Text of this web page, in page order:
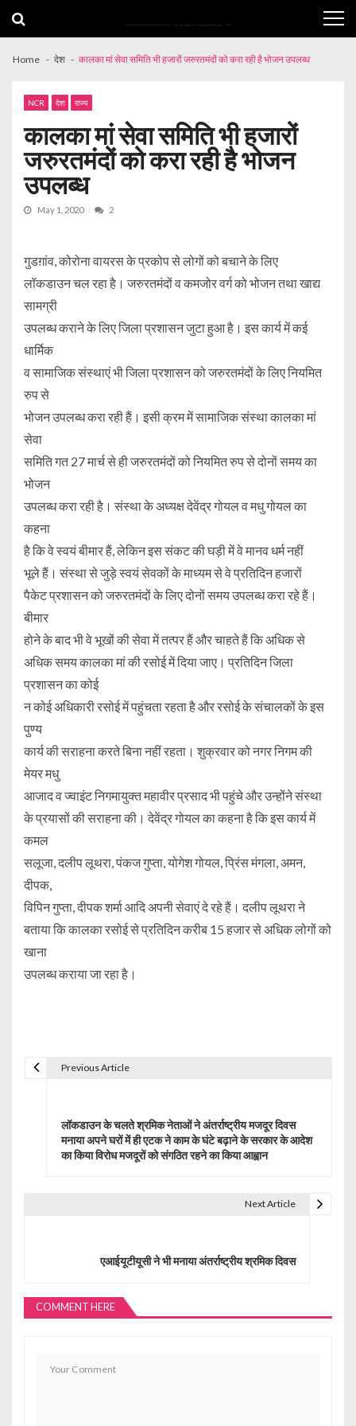
Home देश कालका मां सेवा समिति भी हजारों जरुरतमंदों को करा रही है भोजन उपलब्ध
NCR देश राज्य
कालका मां सेवा समिति भी हजारों
जरुरतमंदों को करा रही है भोजन
उपलब्ध
May 1, 2020 2
गुडग़ांव, कोरोना वायरस के प्रकोप से लोगों को बचाने के लिए
लॉकडाउन चल रहा है। जरुरतमंदों व कमजोर वर्ग को भोजन तथा खाद्य
सामग्री
उपलब्ध कराने के लिए जिला प्रशासन जुटा हुआ है। इस कार्य में कई
धार्मिक
व सामाजिक संस्थाएं भी जिला प्रशासन को जरुरतमंदों के लिए नियमित
रुप से
भोजन उपलब्ध करा रही हैं। इसी क्रम में सामाजिक संस्था कालका मां
सेवा
समिति गत 27 मार्च से ही जरुरतमंदों को नियमित रुप से दोनों समय का
भोजन
उपलब्ध करा रही है। संस्था के अध्यक्ष देवेंद्र गोयल व मधु गोयल का
कहना
है कि वे स्वयं बीमार हैं, लेकिन इस संकट की घड़ी में वे मानव धर्म नहीं
भूले हैं। संस्था से जुड़े स्वयं सेवकों के माध्यम से वे प्रतिदिन हजारों
पैकेट प्रशासन को जरुरतमंदों के लिए दोनों समय उपलब्ध करा रहे हैं।
बीमार
होने के बाद भी वे भूखों की सेवा में तत्पर हैं और चाहते हैं कि अधिक से
अधिक समय कालका मां की रसोई में दिया जाए। प्रतिदिन जिला
प्रशासन का कोई
न कोई अधिकारी रसोई में पहुंचता रहता है और रसोई के संचालकों के इस
पुण्य
कार्य की सराहना करते बिना नहीं रहता। शुक्रवार को नगर निगम की
मेयर मधु
आजाद व ज्वाइंट निगमायुक्त महावीर प्रसाद भी पहुंचे और उन्होंने संस्था
के प्रयासों की सराहना की। देवेंद्र गोयल का कहना है कि इस कार्य में
कमल
सलूजा, दलीप लूथरा, पंकज गुप्ता, योगेश गोयल, प्रिंस मंगला, अमन,
दीपक,
विपिन गुप्ता, दीपक शर्मा आदि अपनी सेवाएं दे रहे हैं। दलीप लूथरा ने
बताया कि कालका रसोई से प्रतिदिन करीब 15 हजार से अधिक लोगों को
खाना
उपलब्ध कराया जा रहा है।
Previous Article
लॉकडाउन के चलते श्रमिक नेताओं ने अंतर्राष्ट्रीय मजदूर दिवस
मनाया अपने घरों में ही एटक ने काम के घंटे बढ़ाने के सरकार के आदेश
का किया विरोध मजदूरों को संगठित रहने का किया आह्वान
Next Article
एआईयूटीयूसी ने भी मनाया अंतर्राष्ट्रीय श्रमिक दिवस
COMMENT HERE